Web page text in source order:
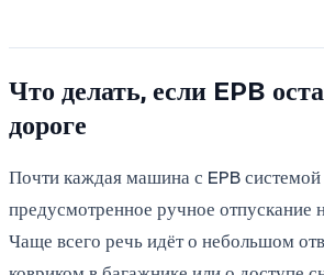
Что делать, если EPB
дороге
Почти каждая машина с EPB системой
предусмотренное ручное отпускание
Чаще всего речь идёт о небольшом